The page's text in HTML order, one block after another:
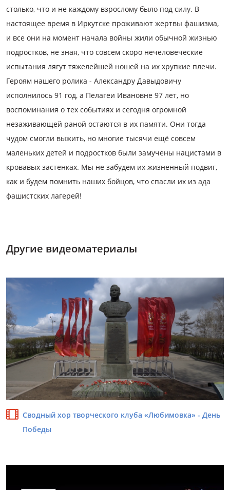
столько, что и не каждому взрослому было под силу. В
настоящее время в Иркутске проживают жертвы фашизма,
и все они на момент начала войны жили обычной жизнью
подростков, не зная, что совсем скоро нечеловеческие
испытания лягут тяжелейшей ношей на их хрупкие плечи.
Героям нашего ролика - Александру Давыдовичу
исполнилось 91 год, а Пелагеи Ивановне 97 лет, но
воспоминания о тех событиях и сегодня огромной
незаживающей раной остаются в их памяти. Они тогда
чудом смогли выжить, но многие тысячи ещё совсем
маленьких детей и подростков были замучены нацистами в
кровавых застенках. Мы не забудем их жизненный подвиг,
как и будем помнить наших бойцов, что спасли их из ада
фашистских лагерей!
Другие видеоматериалы
Cводный хор творческого клуба «Любимовка» - День
Победы